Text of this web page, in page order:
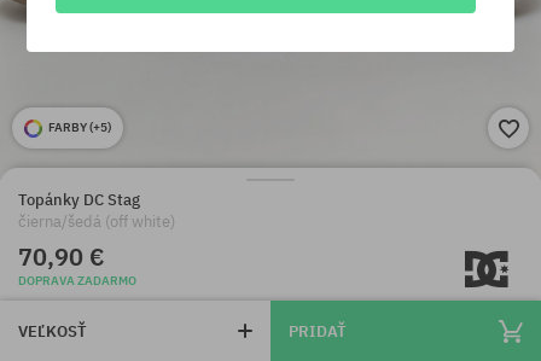
FARBY (+5)
Topánky DC Stag
čierna/šedá (off white)
70,90 €
DOPRAVA ZADARMO
VEĽKOSŤ PRIDAŤ